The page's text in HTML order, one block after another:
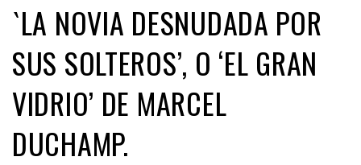
`LA NOVIA DESNUDADA POR
SUS SOLTEROS’, O ‘EL GRAN
VIDRIO’ DE MARCEL
DUCHAMP.